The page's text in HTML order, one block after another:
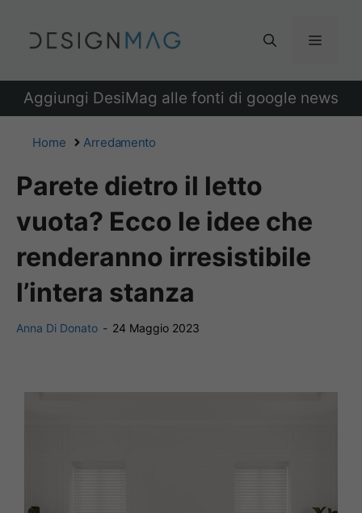
Menu
Aggiungi DesiMag alle fonti di google news
Home Arredamento
Parete dietro il letto
vuota? Ecco le idee che
renderanno irresistibile
l’intera stanza
Anna Di Donato - 24 Maggio 2023